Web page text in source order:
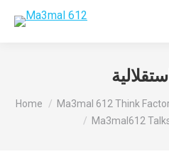
You are here:
Home Ma3mal 612 Think
Ma3mal612